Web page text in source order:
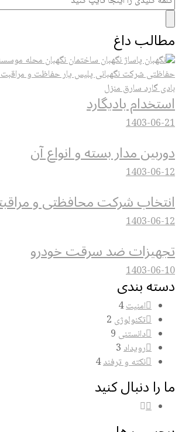
داغ
بادیگارد
1403-06-
مدار بسته و انواع آن
1403-06-
شرکت محافظتی و مراقبتی
1403-06-
ضد سرقت خودرو
1403-06-
بندی
امنیت4
تکنولوژی2
دانستنی9
رویداد3
نکته و ترفند4
را دنبال کنید